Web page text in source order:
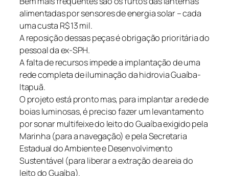
alimentadas por sensores de energia solar – cada
uma custa R$ 13 mil.
A reposição dessas peças é obrigação prioritária do
pessoal da ex-SPH.
A falta de recursos impede a implantação de uma
rede completa de iluminação da hidrovia Guaíba-
Itapuã.
O projeto está pronto mas, para implantar a rede de
boias luminosas, é preciso fazer um levantamento
por sonar multifeixe do leito do Guaíba exigido pela
Marinha (para a navegação) e pela Secretaria
Estadual do Ambiente e Desenvolvimento
Sustentável (para liberar a extração de areia do
leito do Guaíba).